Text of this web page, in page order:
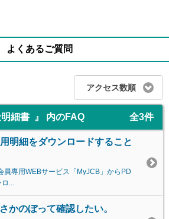
よくあるご質問
アクセス数順
明細書 』 内のFAQ 全3件
明細をダウンロードすること
員専用WEBサービス「MyJCB」からPD
ロ...
かのぼって確認したい。